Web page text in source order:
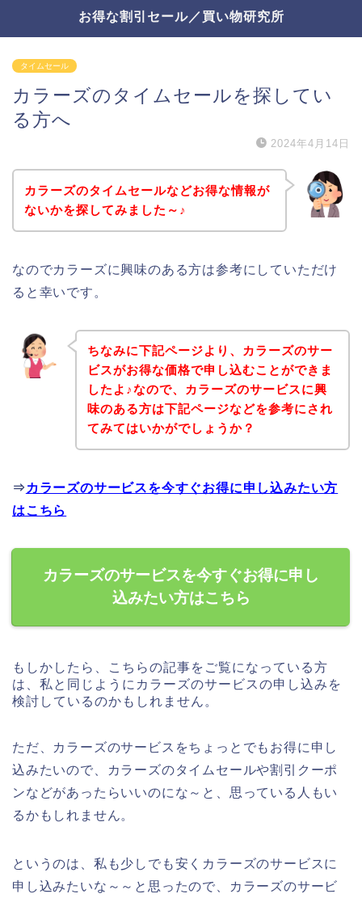
お得な割引セール／買い物研究所
タイムセール
カラーズのタイムセールを探してい
る方へ
2024年4月14日
カラーズのタイムセールなどお得な情報が
ないかを探してみました～♪
なのでカラーズに興味のある方は参考にしていただけ
ると幸いです。
ちなみに下記ページより、カラーズのサー
ビスがお得な価格で申し込むことができま
したよ♪なので、カラーズのサービスに興
味のある方は下記ページなどを参考にされ
てみてはいかがでしょうか？
⇒ カラーズのサービスを今すぐお得に申し込みたい方
はこちら
カラーズのサービスを今すぐお得に申し
込みたい方はこちら
もしかしたら、こちらの記事をご覧になっている方
は、私と同じようにカラーズのサービスの申し込みを
検討しているのかもしれません。
ただ、カラーズのサービスをちょっとでもお得に申し
込みたいので、カラーズのタイムセールや割引クーポ
ンなどがあったらいいのにな～と、思っている人もい
るかもしれません。
というのは、私も少しでも安くカラーズのサービスに
申し込みたいな～～と思ったので、カラーズのサービ